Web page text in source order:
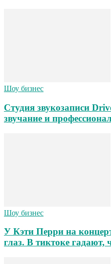
Шоу бизнес
Студия звукозаписи
звучание и
Шоу бизнес
У Кэти Перри на
глаз. В тиктоке гадают,